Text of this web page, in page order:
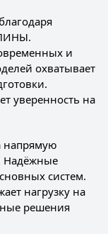
и
охватывает
уверенность на
напрямую
Надёжные
систем.
нагрузку на
решения